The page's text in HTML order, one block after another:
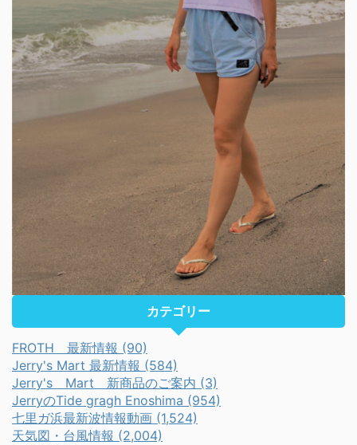
カテゴリー
FROTH 最新情報 (90)
Jerry's Mart 最新情報 (584)
Jerry's Mart 新商品のご案内 (3)
JerryのTide gragh Enoshima (954)
七里ガ浜最新波情報動画 (1,524)
天気図・台風情報 (2,004)